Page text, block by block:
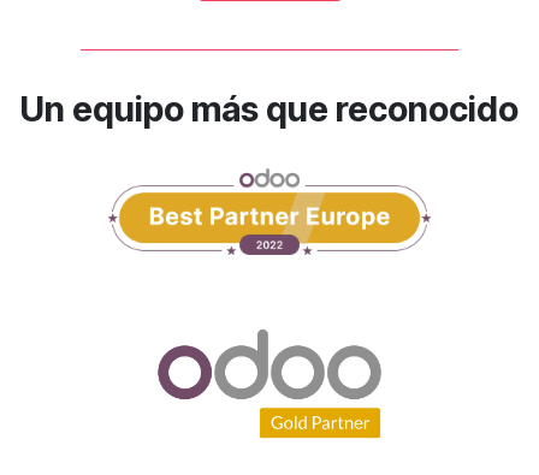
Un equipo más que reconocido